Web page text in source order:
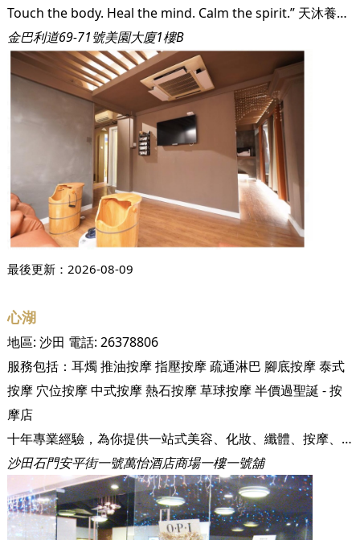
Touch the body. Heal the mind. Calm the spirit.” 天沐養生為你提供一個放鬆身心靈既地方，由年輕人經營，用心服務，單次銷費，絕不硬銷。本店設有韓式汗蒸房、足部薰蒸、按摩推拿，歡迎預約。
金巴利道69-71號美園大廈1樓B
最後更新： 2026-08-09
心湖
地區: 沙田 電話: 26378806
服務包括： 耳燭 推油按摩指壓按摩疏通淋巴 腳底按摩泰式
按摩 穴位按摩中式按摩熱石按摩草球按摩半價過聖誕 - 按
摩店
十年專業經驗，為你提供一站式美容、化妝、纖體、按摩、美甲及護甲服務
沙田石門安平街一號萬怡酒店商場一樓一號舖